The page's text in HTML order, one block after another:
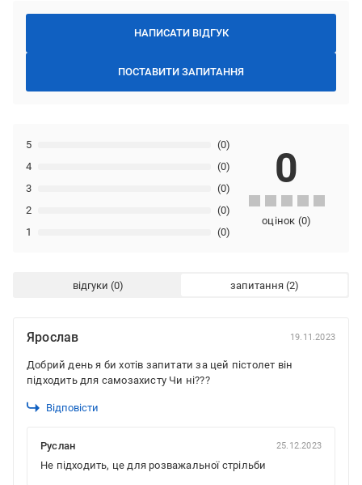
НАПИСАТИ ВІДГУК
ПОСТАВИТИ ЗАПИТАННЯ
1 (0)
2 (0)
3 (0)
4 (0)
5 (0)
0
оцінок (0)
відгуки запитання
Ярослав 19.11.2023
Добрий день я би хотів запитати за цей пістолет він
підходить для самозахисту Чи ні???
Відповісти
Руслан 25.12.2023
Не підходить, це для розважальної стрільби